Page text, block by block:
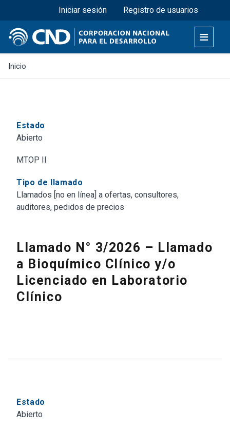
Pasar
al
contenido
principal
Menú superior
Iniciar sesión Registro de usuarios
Inicio
Estado
Abierto
MTOP II
Tipo de llamado
Llamados [no en línea] a ofertas, consultores,
auditores, pedidos de precios
Llamado N° 3/2026 – Llamado
a Bioquímico Clínico y/o
Licenciado en Laboratorio
Clínico
Estado
Abierto